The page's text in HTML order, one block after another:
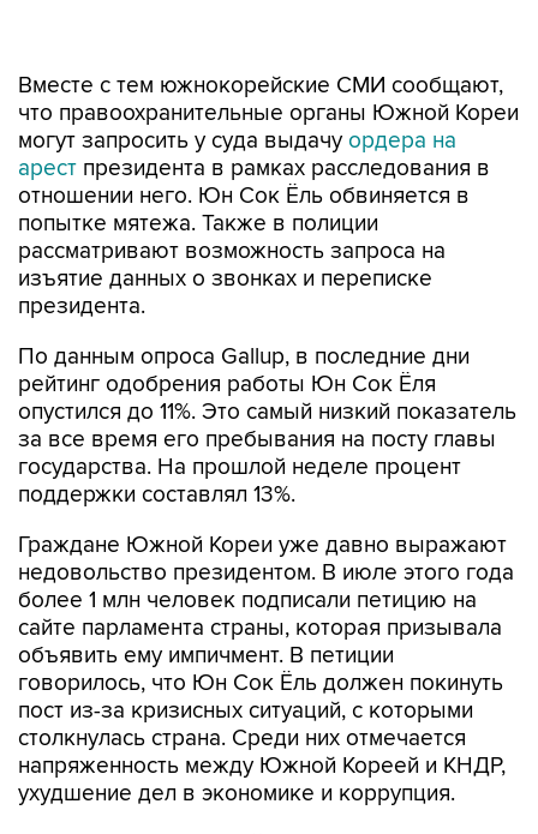
могут запросить у суда выдачуордера на
арестпрезидента в рамках расследования в
отношении него. Юн Сок Ёль обвиняется в
попытке мятежа. Также в полиции
рассматривают возможность запроса на
изъятие данных о звонках и переписке
президента.
По данным опроса Gallup, в последние дни
опустился до 11%. Это самый низкий показатель
за все время его пребывания на посту главы
государства. На прошлой неделе процент
поддержки составлял 13%.
Граждане Южной Кореи уже давно выражают
более 1 млн человек подписали петицию на
сайте парламента страны, которая призывала
объявить ему импичмент. В петиции
говорилось, что Юн Сок Ёль должен покинуть
пост из-за кризисных ситуаций, с которыми
столкнулась страна. Среди них отмечается
напряженность между Южной Кореей и КНДР,
ухудшение дел в экономике и коррупция.
В ноябре в южнокорейских СМИ активно